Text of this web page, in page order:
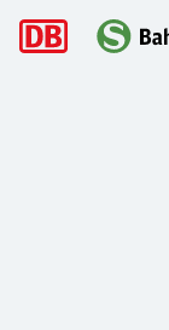
Hauptnavigation